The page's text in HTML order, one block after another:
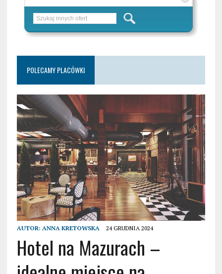
POLECAMY PLACÓWKI
AUTOR: ANNA KRETOWSKA 24 GRUDNIA 2024
Hotel na Mazurach –